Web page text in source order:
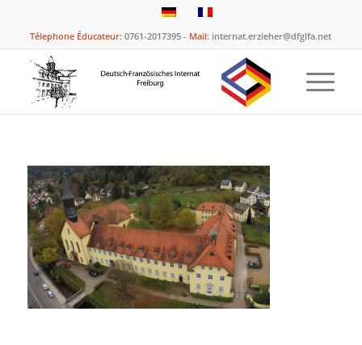
Télephone Éducateur: 0761-2017395 - Mail: internat.erzieher@dfglfa.net